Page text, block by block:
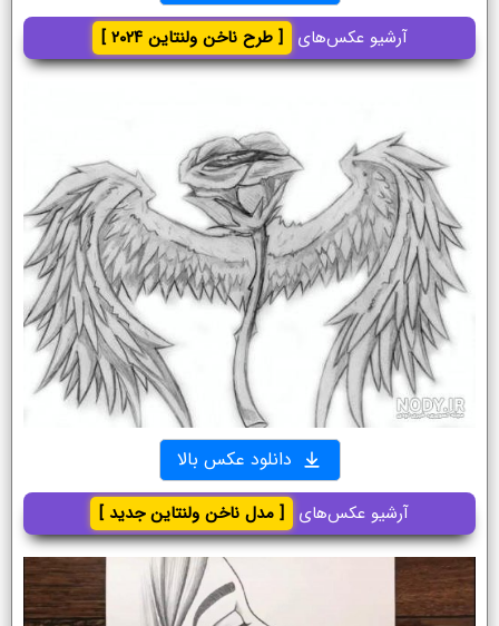
آرشیو عکس‌های [ طرح ناخن ولنتاین ۲۰۲۴ ]
دانلود عکس بالا
آرشیو عکس‌های [ مدل ناخن ولنتاین جدید ]